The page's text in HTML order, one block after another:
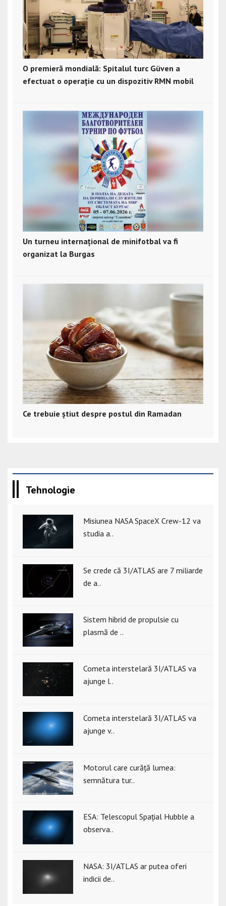
O premieră mondială: Spitalul turc Güven a
efectuat o operație cu un dispozitiv RMN mobil
Un turneu internațional de minifotbal va fi
organizat la Burgas
Ce trebuie știut despre postul din Ramadan
Tehnologie
Misiunea NASA SpaceX Crew-12 va
studia a..
Se crede că 3I/ATLAS are 7 miliarde
de a..
Sistem hibrid de propulsie cu
plasmă de ..
Cometa interstelară 3I/ATLAS va
ajunge l..
Cometa interstelară 3I/ATLAS va
ajunge v..
Motorul care curăță lumea:
semnătura tur..
ESA: Telescopul Spațial Hubble a
observa..
NASA: 3I/ATLAS ar putea oferi
indicii de..